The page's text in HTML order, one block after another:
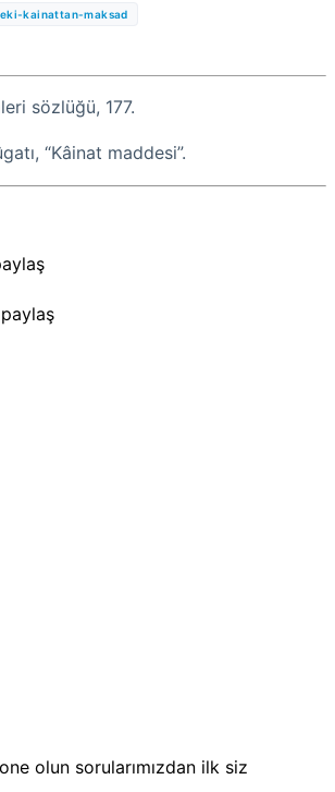
kainattan-maksad
sözlüğü, 177.
“Kâinat maddesi”.
olun sorularımızdan ilk siz